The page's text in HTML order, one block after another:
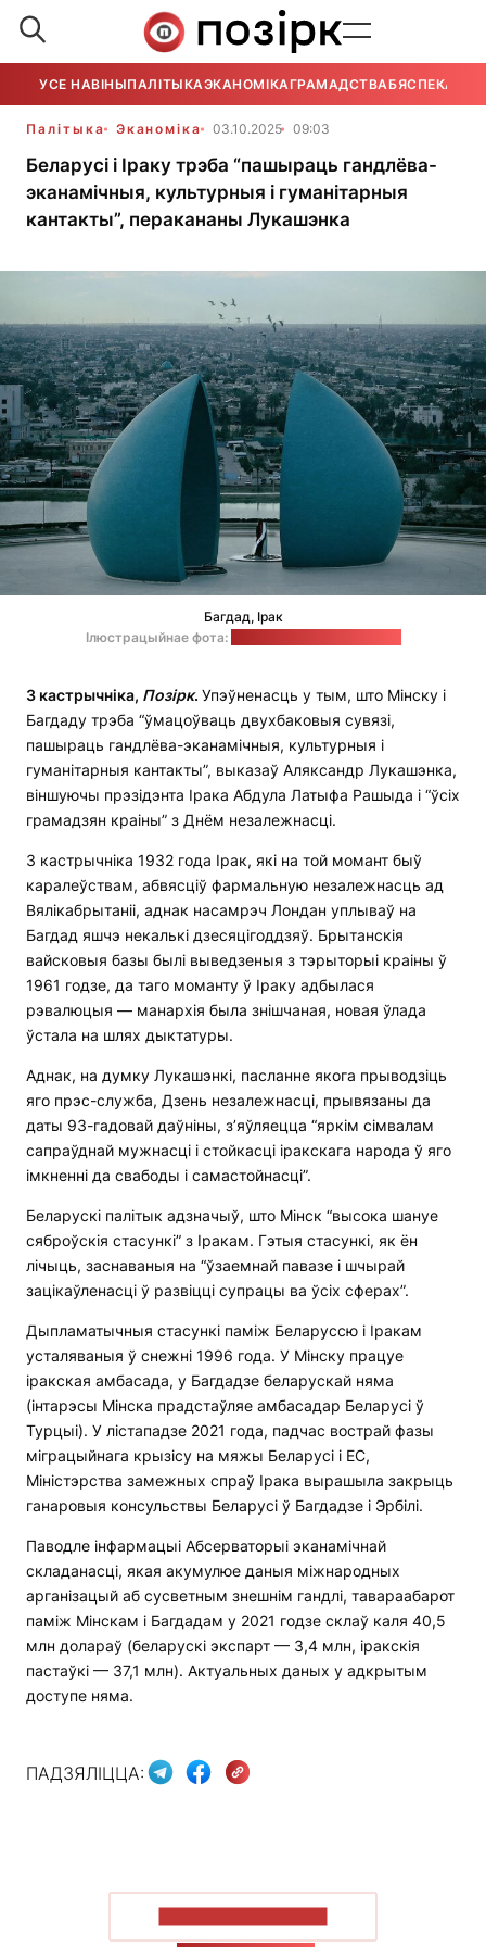
УСЕ НАВІНЫПАЛІТЫКАЭКАНОМІКАГРАМАДСТВАБЯСПЕКА
Палітыка Эканоміка 03.10.2025 09:03
Беларусі і Іраку трэба “пашыраць гандлёва-
эканамічныя, культурныя і гуманітарныя
кантакты”, перакананы Лукашэнка
Багдад, Ірак
Ілюстрацыйнае фота:
3 кастрычніка, Позірк. Упэўненасць у тым, што Мінску і
Багдаду трэба “ўмацоўваць двухбаковыя сувязі,
пашыраць гандлёва-эканамічныя, культурныя і
гуманітарныя кантакты”, выказаў Аляксандр Лукашэнка,
віншуючы прэзідэнта Ірака Абдула Латыфа Рашыда і “ўсіх
грамадзян краіны” з Днём незалежнасці.
3 кастрычніка 1932 года Ірак, які на той момант быў
каралеўствам, абвясціў фармальную незалежнасць ад
Вялікабрытаніі, аднак насамрэч Лондан уплываў на
Багдад яшчэ некалькі дзесяцігоддзяў. Брытанскія
вайсковыя базы былі выведзеныя з тэрыторыі краіны ў
1961 годзе, да таго моманту ў Іраку адбылася
рэвалюцыя — манархія была знішчаная, новая ўлада
ўстала на шлях дыктатуры.
Аднак, на думку Лукашэнкі, пасланне якога прыводзіць
яго прэс-служба, Дзень незалежнасці, прывязаны да
даты 93-гадовай даўніны, з’яўляецца “яркім сімвалам
сапраўднай мужнасці і стойкасці іракскага народа ў яго
імкненні да свабоды і самастойнасці”.
Беларускі палітык адзначыў, што Мінск “высока шануе
сяброўскія стасункі” з Іракам. Гэтыя стасункі, як ён
лічыць, заснаваныя на “ўзаемнай павазе і шчырай
зацікаўленасці ў развіцці супрацы ва ўсіх сферах”.
Дыпламатычныя стасункі паміж Беларуссю і Іракам
усталяваныя ў снежні 1996 года. У Мінску працуе
іракская амбасада, у Багдадзе беларускай няма
(інтарэсы Мінска прадстаўляе амбасадар Беларусі ў
Турцыі). У лістападзе 2021 года, падчас вострай фазы
міграцыйнага крызісу на мяжы Беларусі і ЕС,
Міністэрства замежных спраў Ірака вырашыла закрыць
ганаровыя консульствы Беларусі ў Багдадзе і Эрбілі.
Паводле інфармацыі Абсерваторыі эканамічнай
складанасці, якая акумулюе даныя міжнародных
арганізацый аб сусветным знешнім гандлі, тавараабарот
паміж Мінскам і Багдадам у 2021 годзе склаў каля 40,5
млн долараў (беларускі экспарт — 3,4 млн, іракскія
пастаўкі — 37,1 млн). Актуальных даных у адкрытым
доступе няма.
ПАДЗЯЛІЦЦА: